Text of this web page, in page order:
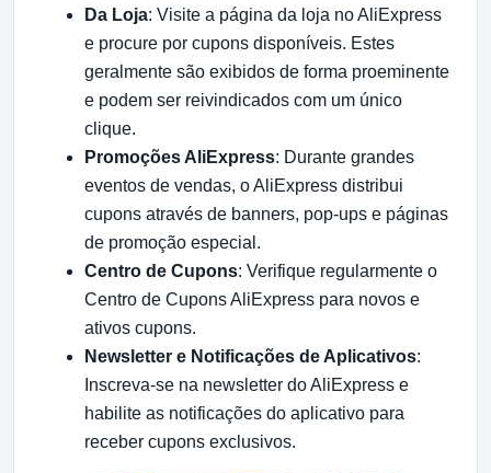
Da Loja: Visite a página da loja no AliExpress
e procure por cupons disponíveis. Estes
geralmente são exibidos de forma proeminente
e podem ser reivindicados com um único
clique.
Promoções AliExpress: Durante grandes
eventos de vendas, o AliExpress distribui
cupons através de banners, pop-ups e páginas
de promoção especial.
Centro de Cupons: Verifique regularmente o
Centro de Cupons AliExpress para novos e
ativos cupons.
Newsletter e Notificações de Aplicativos:
Inscreva-se na newsletter do AliExpress e
habilite as notificações do aplicativo para
receber cupons exclusivos.